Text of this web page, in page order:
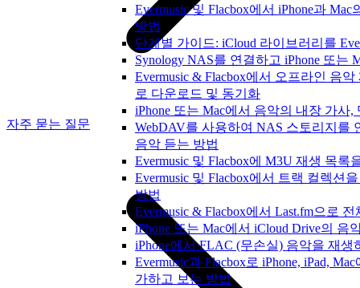
Evermusic 및 Flacbox에서 iPhone과
방법
단계별 가이드: iCloud 라이브러리를
Synology NAS를 연결하고 iPhone 또는
Evermusic & Flacbox에서 오프라인 음
로 다운로드 및 동기화
iPhone 또는 Mac에서 음악의 내장 가사
WebDAV를 사용하여 NAS 스토리지를
음악 듣는 방법
Evermusic 및 Flacbox에 M3U 재생 목록
Evermusic 및 Flacbox에서 트랙 컬렉션
방법
Evermusic & Flacbox에서 Last.fm으로
iPhone 또는 Mac에서 iCloud Drive의 음
iPhone에서 FLAC (무손실) 음악을 재생
Evermusic과 Flacbox로 iPhone, iPad,
가하고 보는 방법
자주 묻는 질문